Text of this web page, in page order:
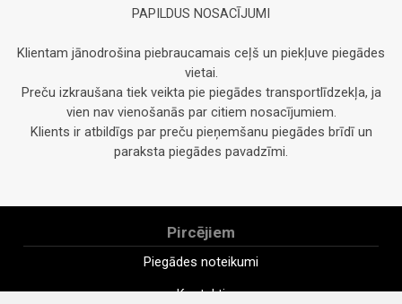
PAPILDUS NOSACĪJUMI
Klientam jānodrošina piebraucamais ceļš un piekļuve piegādes
vietai.
Preču izkraušana tiek veikta pie piegādes transportlīdzekļa, ja
vien nav vienošanās par citiem nosacījumiem.
Klients ir atbildīgs par preču pieņemšanu piegādes brīdī un
paraksta piegādes pavadzīmi.
Pircējiem
Piegādes noteikumi
Kontakti